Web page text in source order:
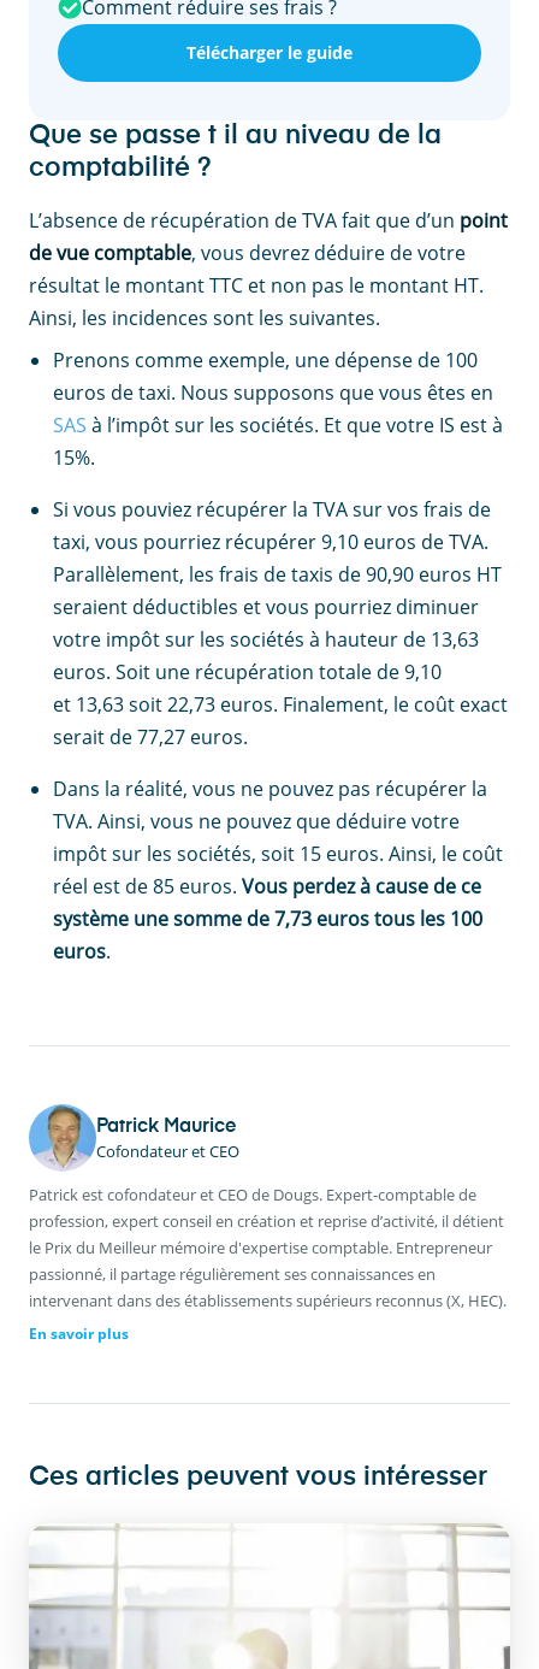
Comment réduire ses frais ?
Télécharger le guide
Que se passe t il au niveau de la
comptabilité ?
L’absence de récupération de TVA fait que d’un point
de vue comptable, vous devrez déduire de votre
résultat le montant TTC et non pas le montant HT.
Ainsi, les incidences sont les suivantes.
Prenons comme exemple, une dépense de 100
euros de taxi. Nous supposons que vous êtes en
SAS à l’impôt sur les sociétés. Et que votre IS est à
15%.
Si vous pouviez récupérer la TVA sur vos frais de
taxi, vous pourriez récupérer 9,10 euros de TVA.
Parallèlement, les frais de taxis de 90,90 euros HT
seraient déductibles et vous pourriez diminuer
votre impôt sur les sociétés à hauteur de 13,63
euros. Soit une récupération totale de 9,10
et 13,63 soit 22,73 euros. Finalement, le coût exact
serait de 77,27 euros.
Dans la réalité, vous ne pouvez pas récupérer la
TVA. Ainsi, vous ne pouvez que déduire votre
impôt sur les sociétés, soit 15 euros. Ainsi, le coût
réel est de 85 euros. Vous perdez à cause de ce
système une somme de 7,73 euros tous les 100
euros.
Patrick Maurice
Cofondateur et CEO
Patrick est cofondateur et CEO de Dougs. Expert-comptable de
profession, expert conseil en création et reprise d’activité, il détient
le Prix du Meilleur mémoire d'expertise comptable. Entrepreneur
passionné, il partage régulièrement ses connaissances en
intervenant dans des établissements supérieurs reconnus (X, HEC).
En savoir plus
Ces articles peuvent vous intéresser